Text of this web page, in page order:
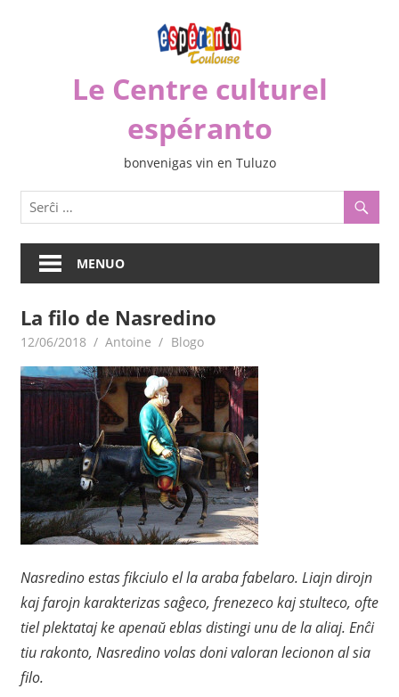
Le Centre culturel
espéranto
bonvenigas vin en Tuluzo
MENUO
La filo de Nasredino
12/06/2018 Antoine Blogo
Nasredino estas fikciulo el la araba fabelaro. Liajn dirojn
kaj farojn karakterizas saĝeco, frenezeco kaj stulteco, ofte
tiel plektataj ke apenaŭ eblas distingi unu de la aliaj. Enĉi
tiu rakonto, Nasredino volas doni valoran lecionon al sia
filo.